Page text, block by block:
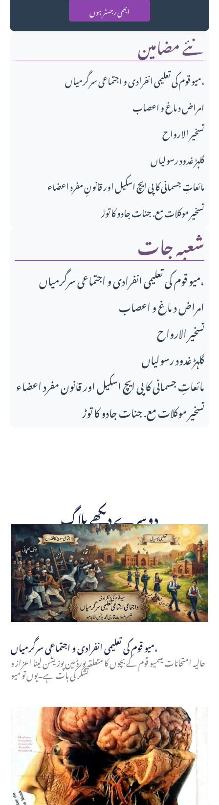
ابھی رجسٹر ہوں
نئے مضامین
میو قوم کی تعلیمی انفرادی و اجتماعی سرگرمیاں،
امراض د ماغ و اعصاب
تسخير الارواح
گلہڑ غدود رسولیاں
مائعاتِ جسمانی کا پی ایچ اسکیل اور قانونِ مفرد اعضاء
تسخیر موکلات مع. جنات جادو کا توڑ
شعبہ جات
میو قوم کی تعلیمی انفرادی و اجتماعی سرگرمیاں،
امراض د ماغ و اعصاب
تسخير الارواح
گلہڑ غدود رسولیاں
مائعاتِ جسمانی کا پی ایچ اسکیل اور قانونِ مفرد اعضاء
تسخیر موکلات مع. جنات جادو کا توڑ
دوسرے دیکھے بلاگ
میو قوم کی تعلیمی انفرادی و اجتماعی سرگرمیاں،
حالیہ امتحانات میںمیو قوم کے بچوں کا متعلقہ بورڈ مین پوزیشن لینا اعزاز و
تشکر کی بات ہے۔یوں تو میو